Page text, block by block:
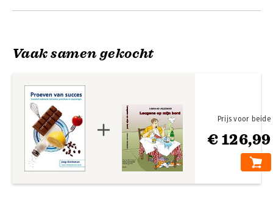
adviseert bedrijven vanuit zijn eigen adviesbureau.
Andere boeken door Joep
voor sociaal werk
Vaak samen gekocht
€ 126,99
Prijs voor beide